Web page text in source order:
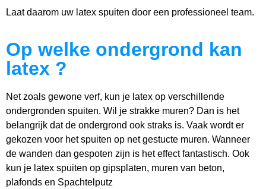
Laat daarom uw latex spuiten door een professioneel team.
Op welke ondergrond kan
latex ?​
Net zoals gewone verf, kun je latex op verschillende
ondergronden spuiten. Wil je strakke muren? Dan is het
belangrijk dat de ondergrond ook straks is. Vaak wordt er
gekozen voor het spuiten op net gestucte muren. Wanneer
de wanden dan gespoten zijn is het effect fantastisch. Ook
kun je latex spuiten op gipsplaten, muren van beton,
plafonds en Spachtelputz